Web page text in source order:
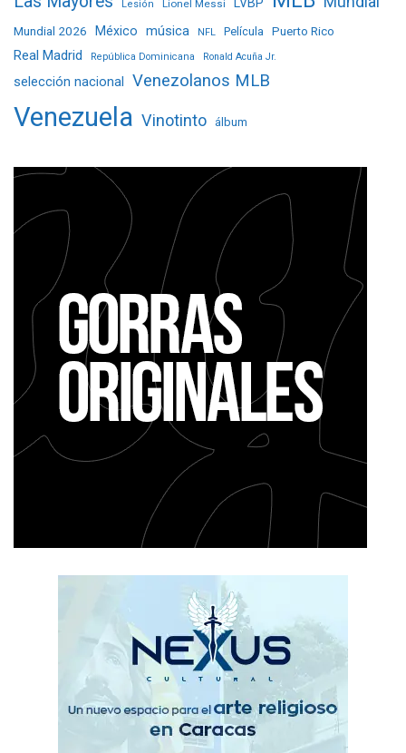
Lesión Lionel Messi
Mundial 2026 México música NFL Película Puerto Rico
Real Madrid República Dominicana Ronald Acuña Jr.
selección nacional Venezolanos MLB
Venezuela Vinotinto álbum